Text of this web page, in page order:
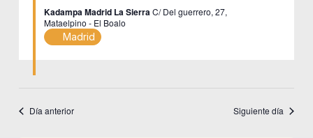
Kadampa Madrid La Sierra C/ Del guerrero, 27,
Mataelpino - El Boalo
Madrid
Día anterior Siguiente día